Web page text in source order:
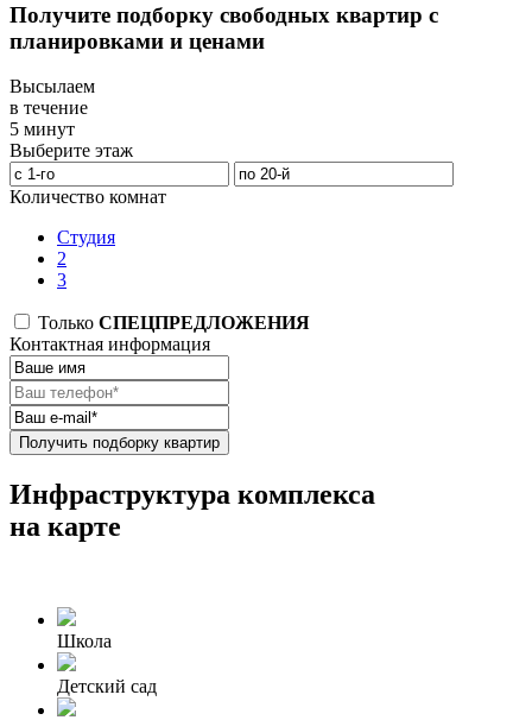
Получите подборку свободных квартир с
планировками и ценами
Высылаем
в течение
5 минут
Выберите этаж
Количество комнат
Студия
2
3
Только СПЕЦПРЕДЛОЖЕНИЯ
Контактная информация
Получить подборку квартир
Инфраструктура комплекса
на карте
Школа
Детский сад